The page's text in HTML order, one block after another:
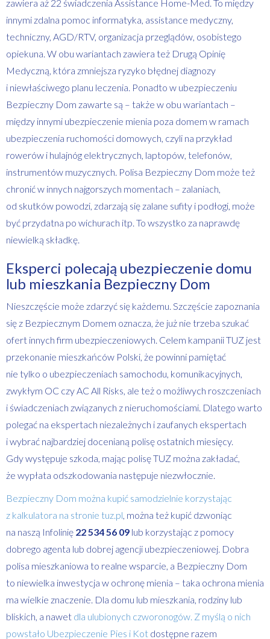
zawiera aż 22 świadczenia Assistance Home-Med. To między
innymi zdalna pomoc informatyka, assistance medyczny,
techniczny, AGD/RTV, organizacja przeglądów, osobistego
opiekuna. W obu wariantach zawiera też Drugą Opinię
Medyczną, która zmniejsza ryzyko błędnej diagnozy
i niewłaściwego planu leczenia. Ponadto w ubezpieczeniu
Bezpieczny Dom zawarte są – także w obu wariantach –
między innymi ubezpieczenie mienia poza domem w ramach
ubezpieczenia ruchomości domowych, czyli na przykład
rowerów i hulajnóg elektrycznych, laptopów, telefonów,
instrumentów muzycznych. Polisa Bezpieczny Dom może też
chronić w innych najgorszych momentach – zalaniach,
od skutków powodzi, zdarzają się zalane sufity i podłogi, może
być przydatna po wichurach itp. To wszystko za naprawdę
niewielką składkę.
Eksperci polecają ubezpieczenie domu
lub mieszkania Bezpieczny Dom
Nieszczęście może zdarzyć się każdemu. Szczęście zapoznania
się z Bezpiecznym Domem oznacza, że już nie trzeba szukać
ofert innych firm ubezpieczeniowych. Celem kampanii TUZ jest
przekonanie mieszkańców Polski, że powinni pamiętać
nie tylko o ubezpieczeniach samochodu, komunikacyjnych,
zwykłym OC czy AC All Risks, ale też o możliwych roszczeniach
i świadczeniach związanych z nieruchomościami. Dlatego warto
polegać na ekspertach niezależnych i zaufanych ekspertach
i wybrać najbardziej docenianą polisę ostatnich miesięcy.
Gdy występuje szkoda, mając polisę TUZ można zakładać,
że wypłata odszkodowania następuje niezwłocznie.
Bezpieczny Dom można kupić samodzielnie korzystając
z kalkulatora na stronie tuz.pl, można też kupić dzwoniąc
na naszą Infolinię 22 534 56 09 lub korzystając z pomocy
dobrego agenta lub dobrej agencji ubezpieczeniowej. Dobra
polisa mieszkaniowa to realne wsparcie, a Bezpieczny Dom
to niewielka inwestycja w ochronę mienia – taka ochrona mienia
ma wielkie znaczenie. Dla domu lub mieszkania, rodziny lub
bliskich, a nawet dla ulubionych czworonogów. Z myślą o nich
powstało Ubezpieczenie Pies i Kot dostępne razem